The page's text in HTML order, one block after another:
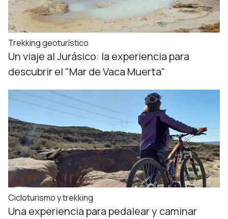
Trekking geoturístico
Un viaje al Jurásico: la experiencia para
descubrir el "Mar de Vaca Muerta"
Cicloturismo y trekking
Una experiencia para pedalear y caminar